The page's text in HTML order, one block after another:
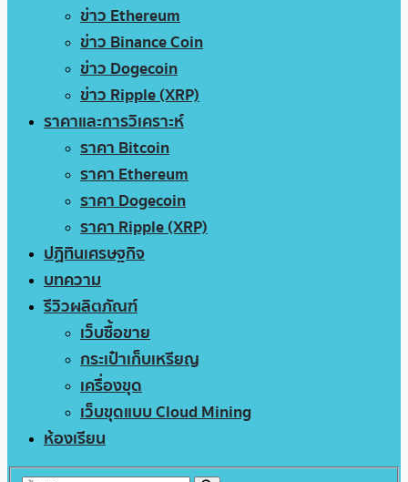
ข่าว Ethereum
ข่าว Binance Coin
ข่าว Dogecoin
ข่าว Ripple (XRP)
ราคาและการวิเคราะห์
ราคา Bitcoin
ราคา Ethereum
ราคา Dogecoin
ราคา Ripple (XRP)
ปฏิทินเศรษฐกิจ
บทความ
รีวิวผลิตภัณฑ์
เว็บซื้อขาย
กระเป๋าเก็บเหรียญ
เครื่องขุด
เว็บขุดแบบ Cloud Mining
ห้องเรียน